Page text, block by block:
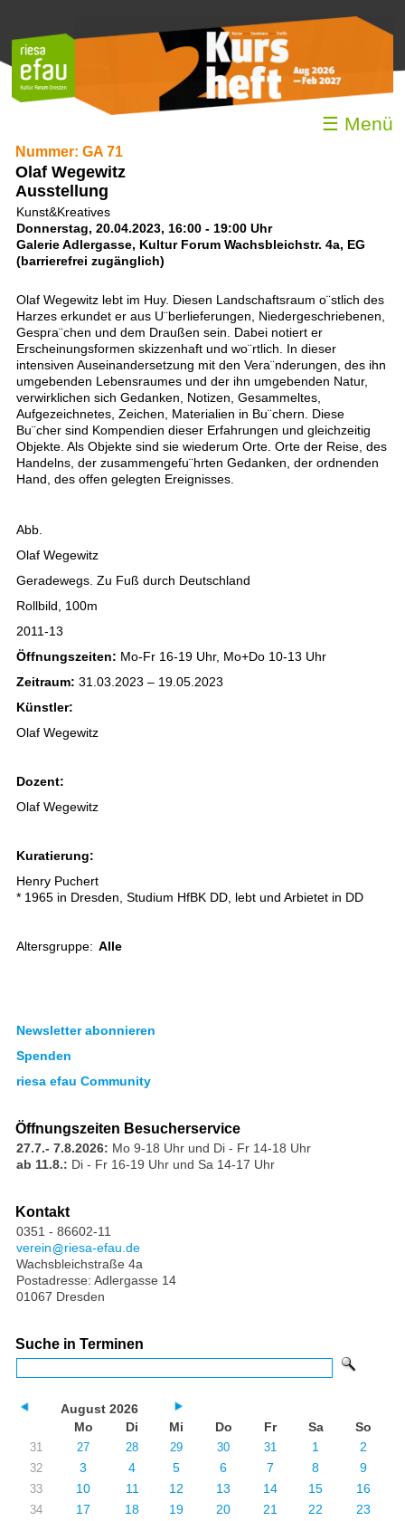
☰ Menü
Nummer: GA 71
Olaf Wegewitz
Ausstellung
Kunst&Kreatives
Donnerstag, 20.04.2023, 16:00 - 19:00 Uhr
Galerie Adlergasse, Kultur Forum Wachsbleichstr. 4a, EG
(barrierefrei zugänglich)
Olaf Wegewitz lebt im Huy. Diesen Landschaftsraum o¨stlich des
Harzes erkundet er aus U¨berlieferungen, Niedergeschriebenen,
Gespra¨chen und dem Draußen sein. Dabei notiert er
Erscheinungsformen skizzenhaft und wo¨rtlich. In dieser
intensiven Auseinandersetzung mit den Vera¨nderungen, des ihn
umgebenden Lebensraumes und der ihn umgebenden Natur,
verwirklichen sich Gedanken, Notizen, Gesammeltes,
Aufgezeichnetes, Zeichen, Materialien in Bu¨chern. Diese
Bu¨cher sind Kompendien dieser Erfahrungen und gleichzeitig
Objekte. Als Objekte sind sie wiederum Orte. Orte der Reise, des
Handelns, der zusammengefu¨hrten Gedanken, der ordnenden
Hand, des offen gelegten Ereignisses.
Abb.
Olaf Wegewitz
Geradewegs. Zu Fuß durch Deutschland
Rollbild, 100m
2011-13
Öffnungszeiten: Mo-Fr 16-19 Uhr, Mo+Do 10-13 Uhr
Zeitraum: 31.03.2023 – 19.05.2023
Künstler:
Olaf Wegewitz
Dozent:
Olaf Wegewitz
Kuratierung:
Henry Puchert
* 1965 in Dresden, Studium HfBK DD, lebt und Arbietet in DD
Altersgruppe: Alle
Newsletter abonnieren
Spenden
riesa efau Community
Öffnungszeiten Besucherservice
27.7.- 7.8.2026: Mo 9-18 Uhr und Di - Fr 14-18 Uhr
ab 11.8.: Di - Fr 16-19 Uhr und Sa 14-17 Uhr
Kontakt
0351 - 86602-11
verein
riesa-efau.de
Wachsbleichstraße 4a
Postadresse: Adlergasse 14
01067 Dresden
Suche in Terminen
August 2026
Mo
Di Mi Do Fr Sa So
31 27 28 29 30 31 1 2
32 3 4 5 6 7 8 9
33 10 11 12 13 14 15 16
34 17 18 19 20 21 22 23